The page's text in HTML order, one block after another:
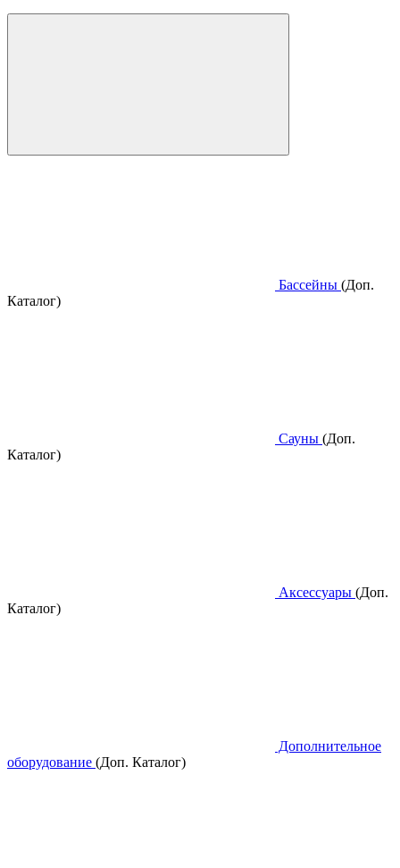
Бассейны (Доп.
Каталог)
Сауны (Доп.
Каталог)
Аксессуары (Доп.
Каталог)
Дополнительное
оборудование (Доп. Каталог)